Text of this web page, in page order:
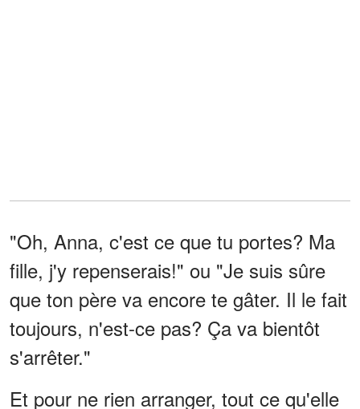
"Oh, Anna, c'est ce que tu portes? Ma
fille, j'y repenserais!" ou "Je suis sûre
que ton père va encore te gâter. Il le fait
toujours, n'est-ce pas? Ça va bientôt
s'arrêter."
Et pour ne rien arranger, tout ce qu'elle